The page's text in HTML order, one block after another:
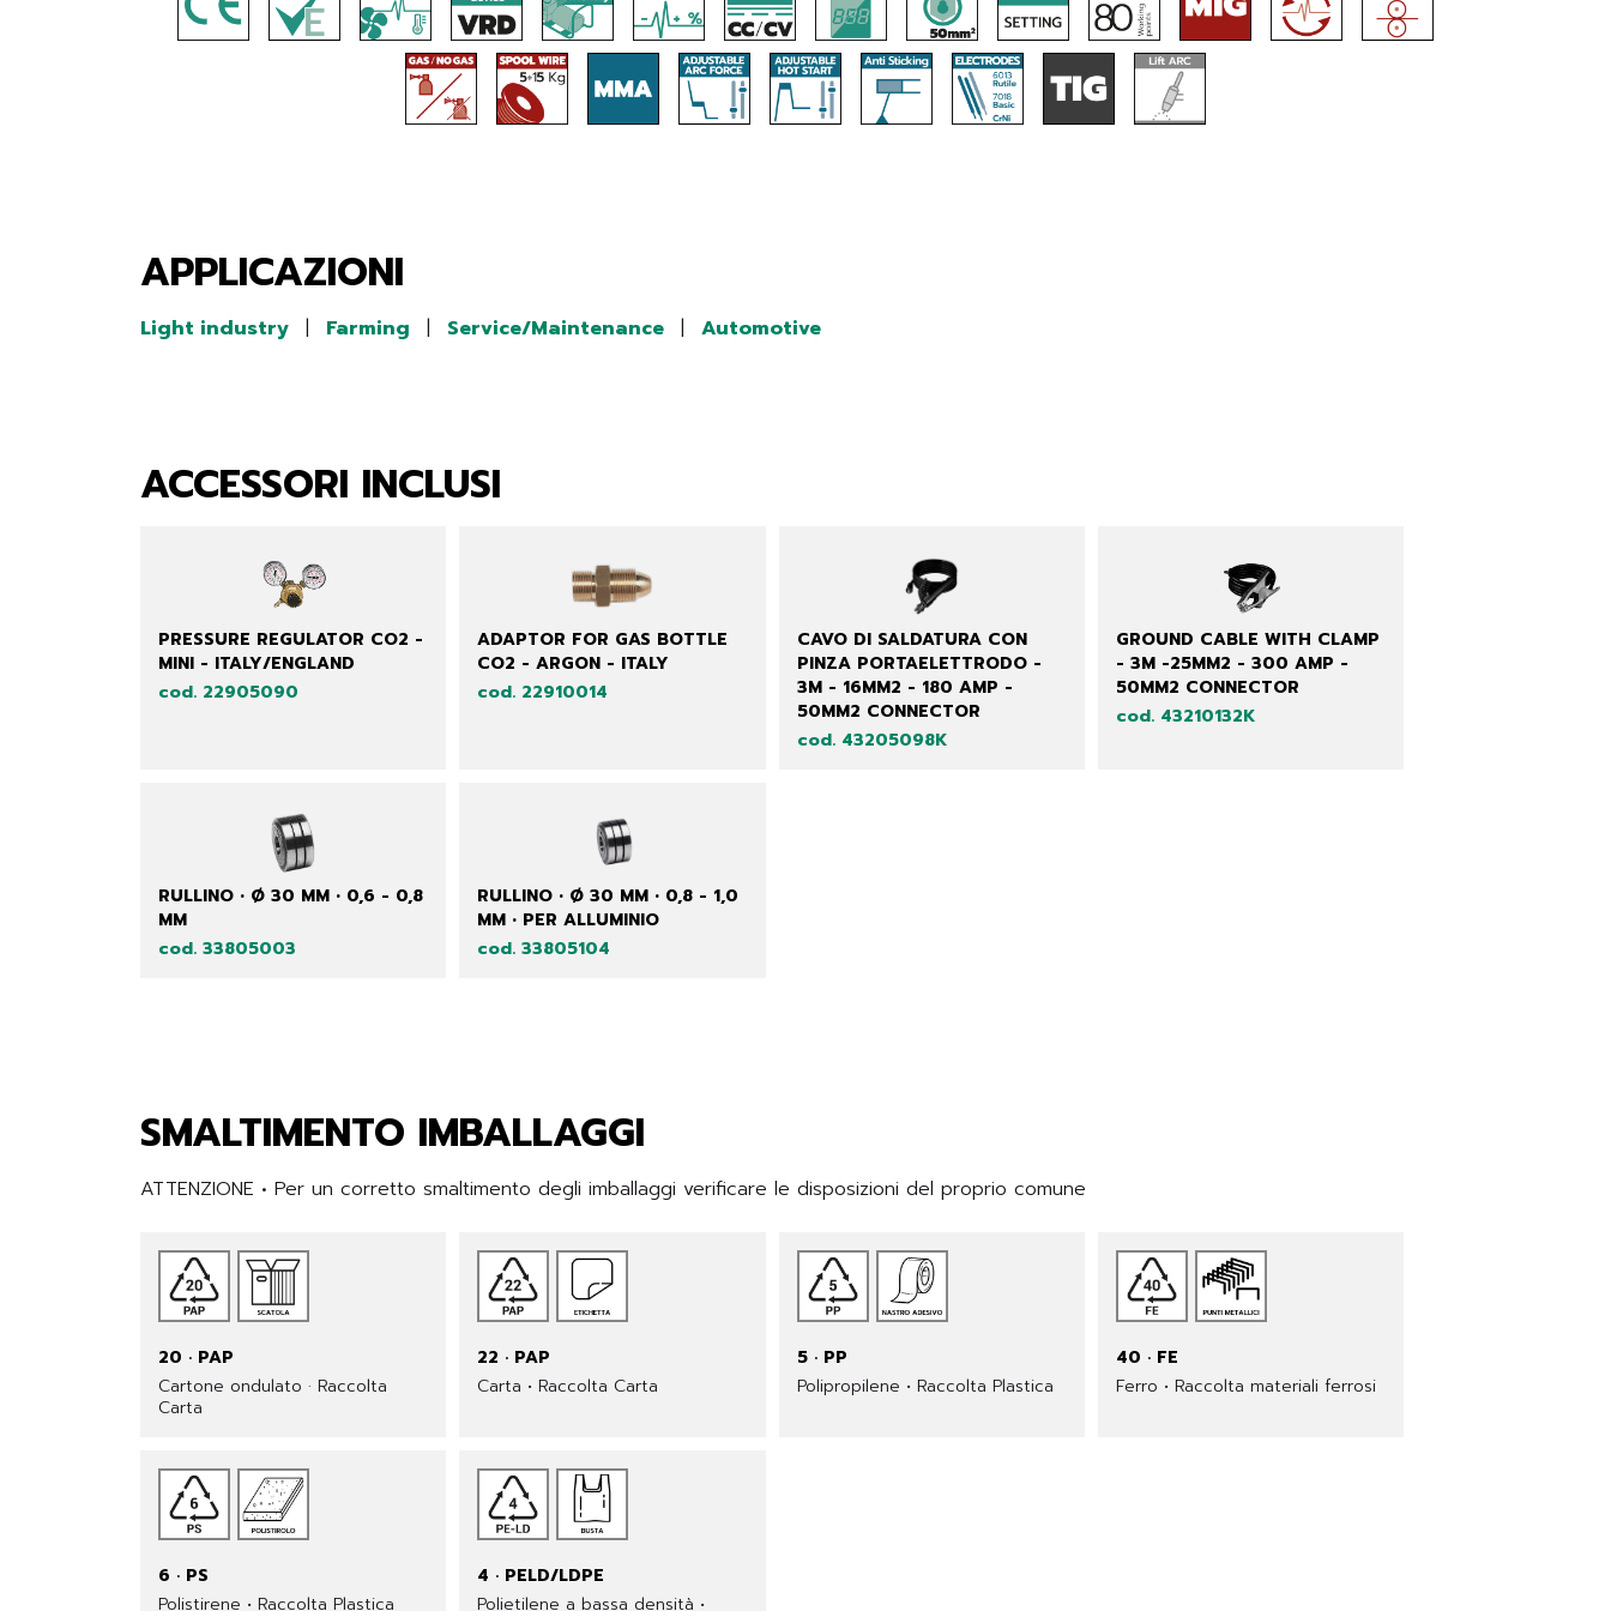
APPLICAZIONI
Light industry | Farming | Service/Maintenance | Automotive
ACCESSORI INCLUSI
PRESSURE REGULATOR CO2 -
MINI - ITALY/ENGLAND
cod. 22905090
ADAPTOR FOR GAS BOTTLE
CO2 - ARGON - ITALY
cod. 22910014
CAVO DI SALDATURA CON
PINZA PORTAELETTRODO -
3M - 16MM2 - 180 AMP -
50MM2 CONNECTOR
cod. 43205098K
GROUND CABLE WITH CLAMP
- 3M -25MM2 - 300 AMP -
50MM2 CONNECTOR
cod. 43210132K
RULLINO • Ø 30 MM • 0,6 - 0,8
MM
cod. 33805003
RULLINO • Ø 30 MM • 0,8 - 1,0
MM • PER ALLUMINIO
cod. 33805104
SMALTIMENTO IMBALLAGGI
ATTENZIONE • Per un corretto smaltimento degli imballaggi verificare le disposizioni del proprio comune
20 · PAP
Cartone ondulato · Raccolta
Carta
22 · PAP
Carta • Raccolta Carta
5 · PP
Polipropilene • Raccolta Plastica
40 · FE
Ferro • Raccolta materiali ferrosi
6 · PS
Polistirene • Raccolta Plastica
4 · PELD/LDPE
Polietilene a bassa densità •